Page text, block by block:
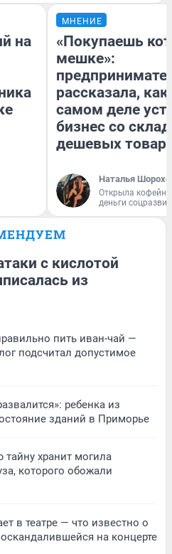
на
МНЕНИЕ
«Покупаешь
мешке»:
рассказала, как
самом деле
бизнес со
дешевых
Наталья
Открыла
деньги
с кислотой
из
пить иван-чай —
подсчитал допустимое
ребенка из
зданий в Приморье
хранит могила
которого обожали
в театре — что известно о
на концерте